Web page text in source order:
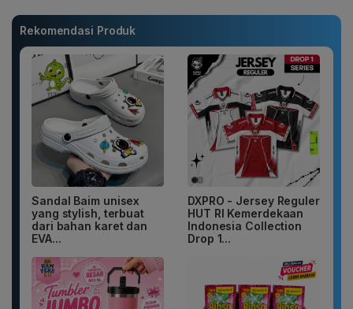
Rekomendasi Produk
Sandal Baim unisex
yang stylish, terbuat
dari bahan karet dan
EVA...
DXPRO - Jersey Reguler
HUT RI Kemerdekaan
Indonesia Collection
Drop 1...